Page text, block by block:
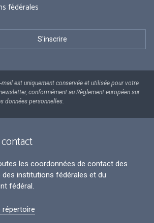
fédérales
mail est uniquement conservée et utilisée pour votre
conformément au Règlement européen sur
données personnelles.
les coordonnées de contact des
institutions fédérales et du
fédéral.
répertoire